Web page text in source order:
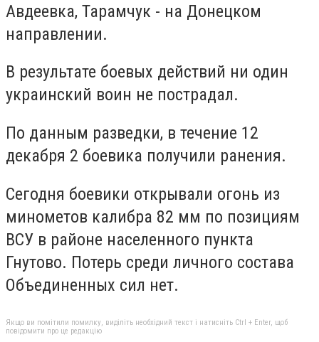
Авдеевка, Тарамчук - на Донецком
направлении.
В результате боевых действий ни один
украинский воин не пострадал.
По данным разведки, в течение 12
декабря 2 боевика получили ранения.
Сегодня боевики открывали огонь из
минометов калибра 82 мм по позициям
ВСУ в районе населенного пункта
Гнутово. Потерь среди личного состава
Объединенных сил нет.
Якщо ви помітили помилку, виділіть необхідний текст і натисніть Ctrl + Enter, щоб
повідомити про це редакцію